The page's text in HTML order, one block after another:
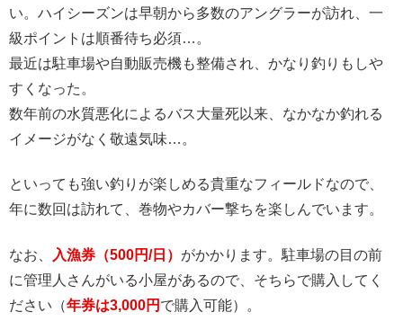
い。ハイシーズンは早朝から多数のアングラーが訪れ、一
級ポイントは順番待ち必須…。
最近は駐車場や自動販売機も整備され、かなり釣りもしや
すくなった。
数年前の水質悪化によるバス大量死以来、なかなか釣れる
イメージがなく敬遠気味…。
といっても強い釣りが楽しめる貴重なフィールドなので、
年に数回は訪れて、巻物やカバー撃ちを楽しんでいます。
なお、 入漁券（500円/日） がかかります。駐車場の目の前
に管理人さんがいる小屋があるので、そちらで購入してく
ださい（年券は3,000円 で購入可能）。